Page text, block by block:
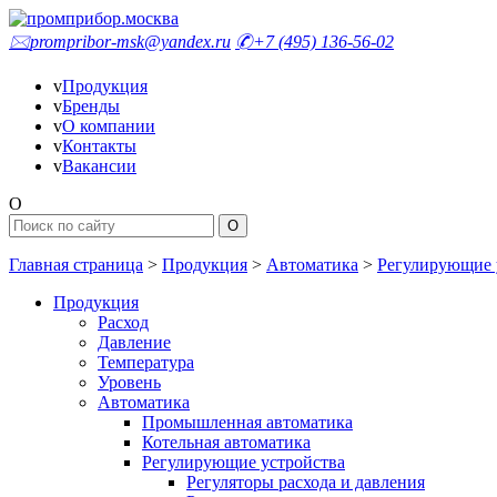
🖂prompribor-msk@yandex.ru ✆+7 (495) 136-56-02
vПродукция
vБренды
vО компании
vКонтакты
vВакансии
O
Главная страница > Продукция > Автоматика > Регулирующие
Продукция
Расход
Давление
Температура
Уровень
Автоматика
Промышленная автоматика
Котельная автоматика
Регулирующие устройства
Регуляторы расхода и давления